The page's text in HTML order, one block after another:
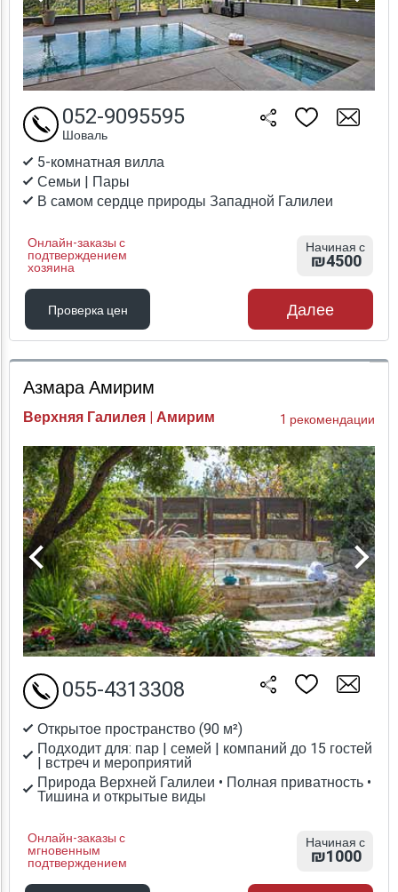
5-комнатная вилла
Семьи | Пары
В самом сердце природы Западной Галилеи
Онлайн-заказы с
подтверждением
хозяина
052-9095595
Шоваль
Начиная с
₪4500
Проверка цен
Проверка цен
Далее
Азмара Амирим
Верхняя Галилея | Амирим 1 рекомендации
Открытое пространство (90 м²)
Подходит для: пар | семей | компаний до 15 гостей
| встреч и мероприятий
Природа Верхней Галилеи • Полная приватность •
Тишина и открытые виды
Онлайн-заказы с
мгновенным
подтверждением
055-4313308
Начиная с
₪1000